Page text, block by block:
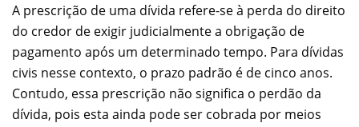
A prescrição de uma dívida refere-se à perda do direito
do credor de exigir judicialmente a obrigação de
pagamento após um determinado tempo. Para dívidas
civis nesse contexto, o prazo padrão é de cinco anos.
Contudo, essa prescrição não significa o perdão da
dívida, pois esta ainda pode ser cobrada por meios